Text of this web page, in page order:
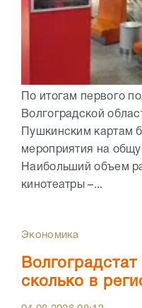
По итогам первого
Волгоградской
Пушкинским картам
мероприятия на
Наибольший объем
кинотеатры –...
Экономика
сколько в